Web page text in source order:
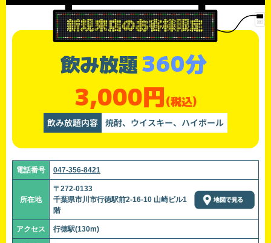
飲み放題360分
3,000円(税込)
飲み放題内容 焼酎、ウイスキー、ハイボール
電話番号 047-356-8421
所在地
〒272-0133
千葉県市川市行徳駅前2-16-10 山崎ビル1
階
アクセス 行徳駅(130m)